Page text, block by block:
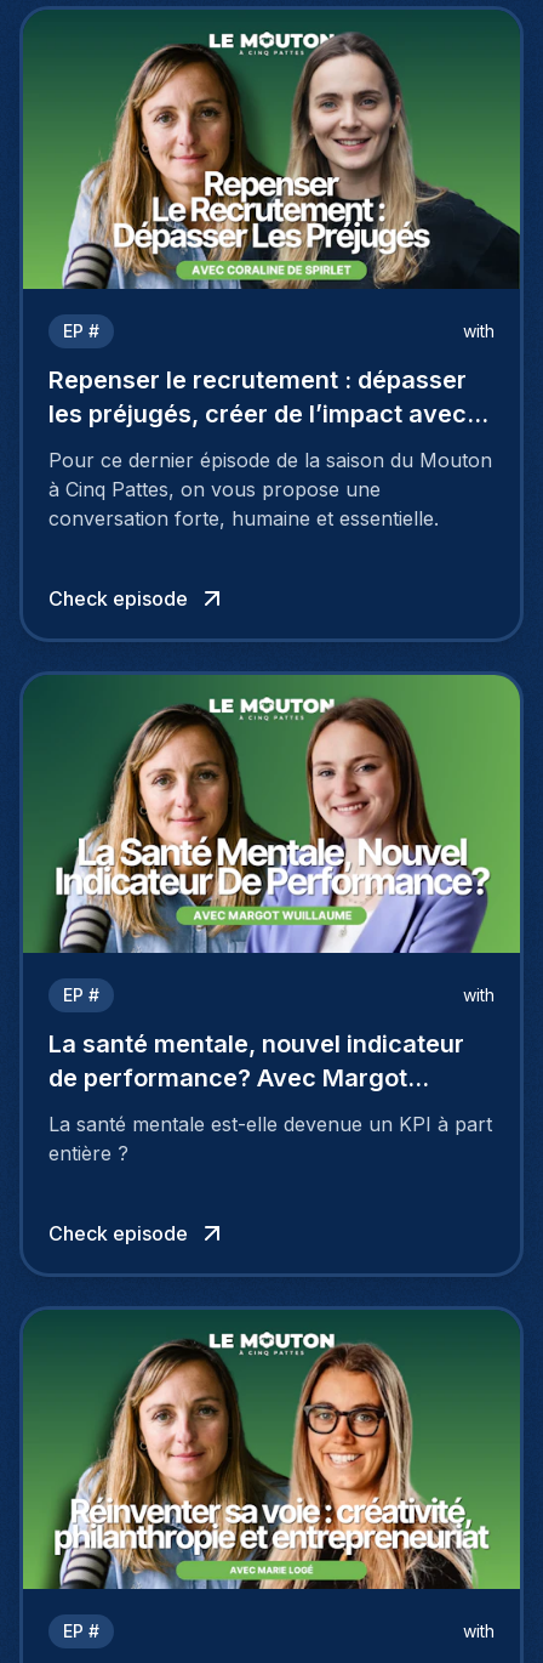
EP # with
Repenser le recrutement : dépasser
les préjugés, créer de l’impact avec
Coraline De Spirlet
Pour ce dernier épisode de la saison du Mouton
à Cinq Pattes, on vous propose une
conversation forte, humaine et essentielle.
Check episode
EP # with
La santé mentale, nouvel indicateur
de performance? Avec Margot
Wuillaume
La santé mentale est-elle devenue un KPI à part
entière ?
Check episode
EP # with